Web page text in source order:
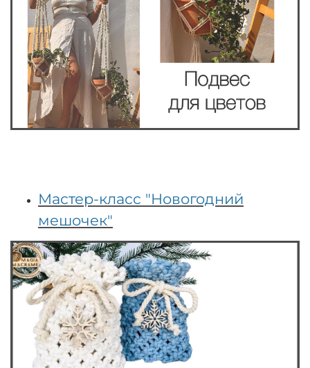
Мастер-класс "Новогодний
мешочек"